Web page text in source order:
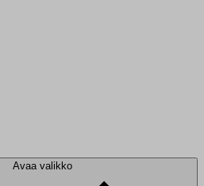
Avaa valikko